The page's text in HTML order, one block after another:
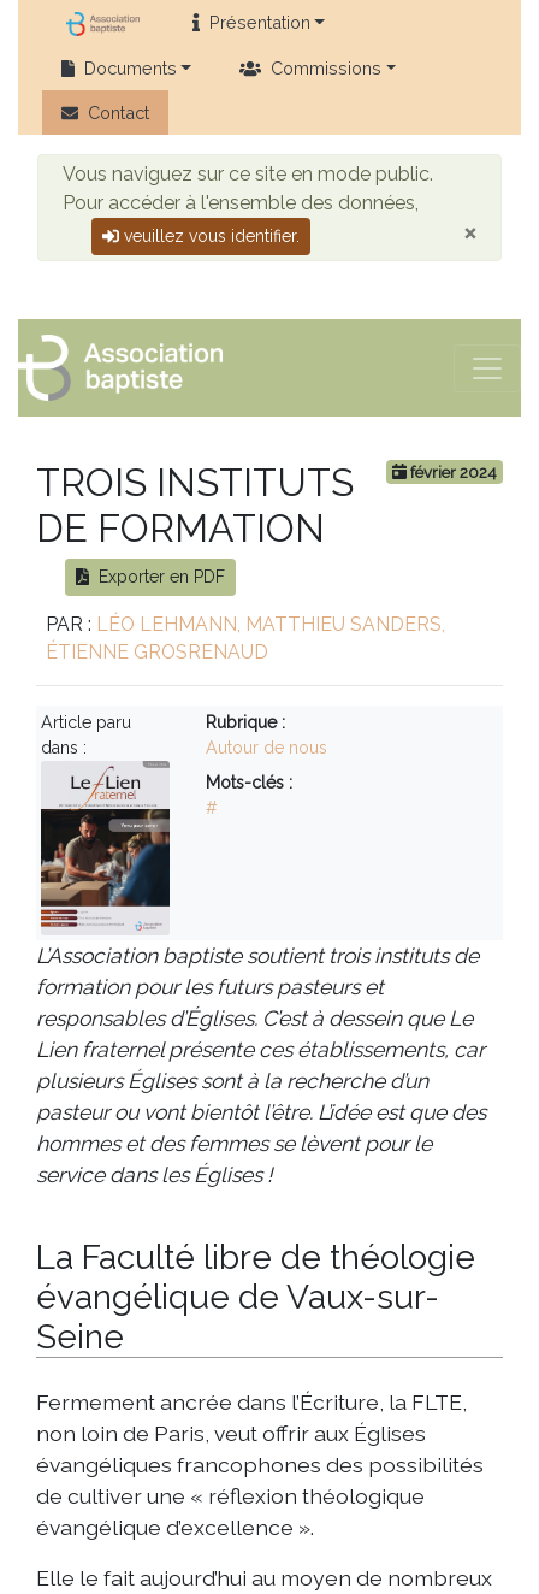
Présentation
Documents Commissions
Contact
Vous naviguez sur ce site en mode public.
Pour accéder à l'ensemble des données,
veuillez vous identifier. ×
février 2024
TROIS INSTITUTS
DE FORMATION
Exporter en PDF
PAR : LÉO LEHMANN, MATTHIEU SANDERS,
ÉTIENNE GROSRENAUD
Article paru
dans :
Rubrique :
Autour de nous
Mots-clés :
#
L’Association baptiste soutient trois instituts de
formation pour les futurs pasteurs et
responsables d’Églises. C’est à dessein que Le
Lien fraternel présente ces établissements, car
plusieurs Églises sont à la recherche d’un
pasteur ou vont bientôt l’être. L’idée est que des
hommes et des femmes se lèvent pour le
service dans les Églises !
La Faculté libre de théologie
évangélique de Vaux-sur-
Seine
Fermement ancrée dans l’Écriture, la FLTE,
non loin de Paris, veut offrir aux Églises
évangéliques francophones des possibilités
de cultiver une « réflexion théologique
évangélique d’excellence ».
Elle le fait aujourd’hui au moyen de nombreux